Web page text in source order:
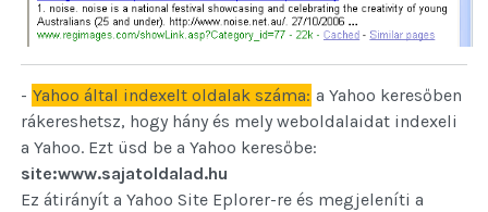
- Yahoo által indexelt oldalak száma: a Yahoo keresőben
rákereshetsz, hogy hány és mely weboldalaidat indexeli
a Yahoo. Ezt üsd be a Yahoo keresőbe:
site:www.sajatoldalad.hu
Ez átirányít a Yahoo Site Eplorer-re és megjeleníti a